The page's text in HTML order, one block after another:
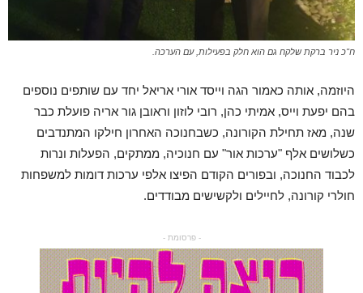
ח"כ ניר ברקת שלקח גם הוא חלק בפעילות, עם הערכה.
היוזמה, אותה כאמור הגה וייסד אורי אריאל יחד עם שותפים נוספים
בהם יפעת וייס, אמיתי כהן, רובי לוזון וראובן גור אריה פועלת כבר
שנה, מאז תחילת הקורונה, כשבחנוכה האחרון חילקו המתנדבים
כשלושים אלף "ערכות אור" עם חנוכיה, ממתקים, הפעלות ונרות
לכבוד החנוכה, ובפורים הקודם הפיצו אלפי ערכות דומות למשפחות
חולרי קורונה, לחיילים ולקשישים מבודדים.
- פרסומת -